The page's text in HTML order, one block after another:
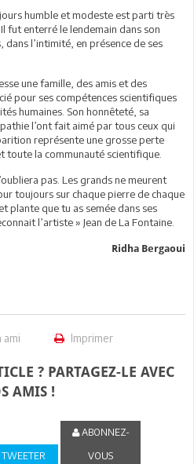
humble et modeste est parti très
fut enterré le lendemain dans son
dans l’intimité, en présence de ses
une famille, des amis et des
pour ses compétences scientifiques
humaines. Son honnêteté, sa
l’ont fait aimé par tous ceux qui
représente une grosse perte
toute la communauté scientifique.
pas. Les grands ne meurent
toujours sur chaque pierre de chaque
plante que tu as semée dans ses
l’artiste » Jean de La Fontaine.
Ridha Bergaoui
ami Imprimer
? PARTAGEZ-LE AVEC
AMIS !
ABONNEZ-
VOUS